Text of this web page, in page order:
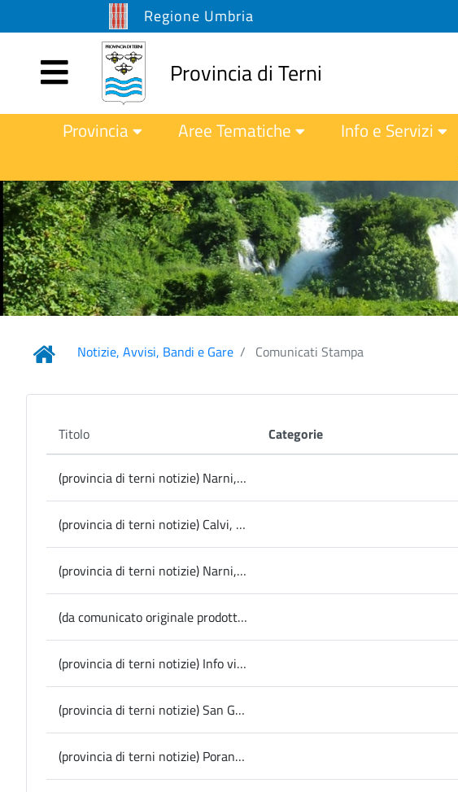
Regione Umbria
Provincia di Terni
Provincia Aree Tematiche Info e Servizi
Notizie, Avvisi, Bandi e Gare Comunicati Stampa
Titolo Categorie
(provincia di terni notizie) Narni, iniziati i lavori di miglioramento al teatro comunale Giuseppe Manini
(provincia di terni notizie) Calvi, chiusura con “Quel mattino d’Aprile” e il concerto della Banda musicale TraMat
(provincia di terni notizie) Narni, previsto entro l’anno il fine lavori per la Ciclovia del Nera tra Terni e le Gole
(da comunicato originale prodotto dall’ufficio stampa della Diocesi Terni) OGGI AD AMELIA – visita dell’ambasciatore della Repubblica Dominicana presso la Santa Sede S.E. Dott. Luis Emilio Montalvo Arzeno in occasione delle celebrazioni del Cinquecentenario della morte del vescovo Alessandro Geraldini
(provincia di terni notizie) Info viabilità, dal 4 all’8 settembre modifiche alla viabilità sulla 205 Amerina ad Amelia fra il ponte della Para e il centro abitato
(provincia di terni notizie) San Gemini, firmato il Patto di Amicizia con il Comune sardo di Sadali
(provincia di terni notizie) Porano, il Sindaco Conticelli traccia il bilancio delle iniziative estive